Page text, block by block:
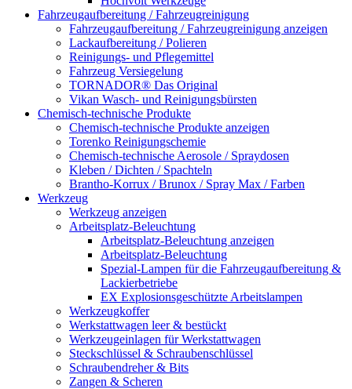
Fahrzeugaufbereitung / Fahrzeugreinigung
Fahrzeugaufbereitung / Fahrzeugreinigung anzeigen
Lackaufbereitung / Polieren
Reinigungs- und Pflegemittel
Fahrzeug Versiegelung
TORNADOR® Das Original
Vikan Wasch- und Reinigungsbürsten
Chemisch-technische Produkte
Chemisch-technische Produkte anzeigen
Torenko Reinigungschemie
Chemisch-technische Aerosole / Spraydosen
Kleben / Dichten / Spachteln
Brantho-Korrux / Brunox / Spray Max / Farben
Werkzeug
Werkzeug anzeigen
Arbeitsplatz-Beleuchtung
Arbeitsplatz-Beleuchtung anzeigen
Arbeitsplatz-Beleuchtung
Spezial-Lampen für die Fahrzeugaufbereitung &
Lackierbetriebe
EX Explosionsgeschützte Arbeitslampen
Werkzeugkoffer
Werkstattwagen leer & bestückt
Werkzeugeinlagen für Werkstattwagen
Steckschlüssel & Schraubenschlüssel
Schraubendreher & Bits
Zangen & Scheren